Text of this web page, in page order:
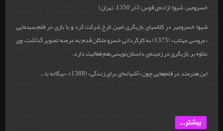
خسرومهر، شیوا (زاده‌ی قوس/آذر 1350، تهران)
شیوا خسرومهر در کلاس‎های بازیگری امین تارخ شرکت کرد و با بازی در فلم سینمایی
«عروسی مهتاب» (1375) به کارگردانی خسرو ملکان قدم به عرصه‌ تصویر گذاشت. وی
علاوه بر بازیگری در زمینه‌ی داستان‌نویسی هم فعالیت دارد.
این هنرمند در فلم‌هایی چون «آشیانه‌ای برای زندگی» (1388)، «بیگانه با...
بیشتر...